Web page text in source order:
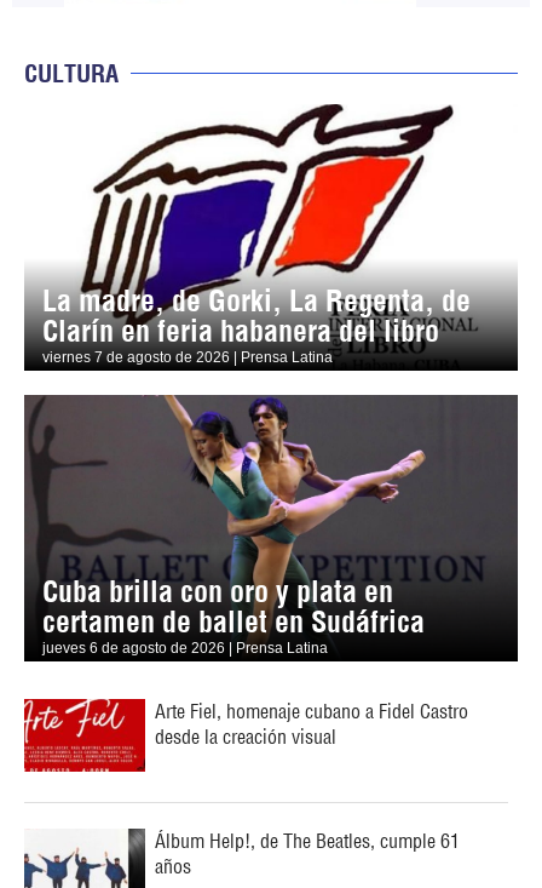
CULTURA
La madre, de Gorki, La Regenta, de
Clarín en feria habanera del libro
viernes 7 de agosto de 2026 | Prensa Latina
Cuba brilla con oro y plata en
certamen de ballet en Sudáfrica
jueves 6 de agosto de 2026 | Prensa Latina
Arte Fiel, homenaje cubano a Fidel Castro
desde la creación visual
Álbum Help!, de The Beatles, cumple 61
años